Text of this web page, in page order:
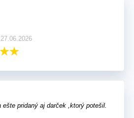
27.06.2026
ešte pridaný aj darček ,ktorý potešil.